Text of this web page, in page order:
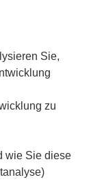
Sie,
zu
wie Sie diese